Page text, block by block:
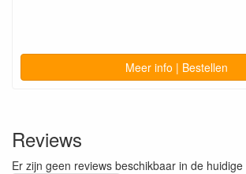
Meer info | Bestellen
Reviews
Er zijn geen reviews beschikbaar in de huidige